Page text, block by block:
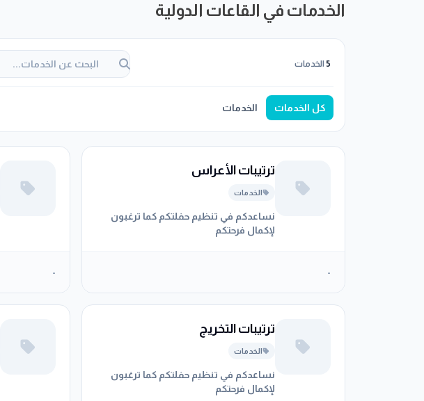
الخدمات في القاعات الدولية
5 الخدمات
كل الخدمات الخدمات
ترتيبات الأعراس
الخدمات
نساعدكم في تنظيم حفلتكم كما ترغبون
لإكمال فرحتكم
-
-
ترتيبات التخريج
الخدمات
نساعدكم في تنظيم حفلتكم كما ترغبون
لإكمال فرحتكم